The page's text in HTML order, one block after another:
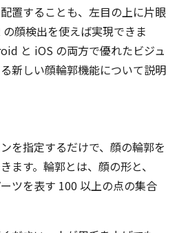
置することも、左目の上に片眼
顔検出を使えば実現できま
と iOS の両方で優れたビジュ
新しい顔輪郭機能について説明
を指定するだけで、顔の輪郭を
ます。輪郭とは、顔の形と、
ツを表す 100 以上の点の集合